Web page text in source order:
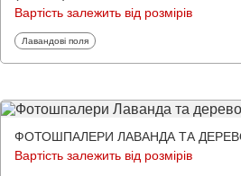
Вартість залежить від розмірів
Фотошпалери
Лавандові поля
ФОТОШПАЛЕРИ ЛАВАНДА ТА
Вартість залежить від розмірів